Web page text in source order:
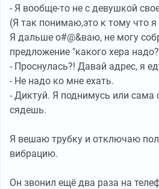
- Я вообще-то не с девушкой
(Я так понимаю,это к тому что я
Я дальше о#@&ваю, не могу
предложение "какого хера
- Проснулась?! Давай адрес, я
- Не надо ко мне ехать.
- Диктуй. Я поднимусь или
сядешь.
Я вешаю трубку и отключаю
вибрацию.
Он звонил ещё два раза на